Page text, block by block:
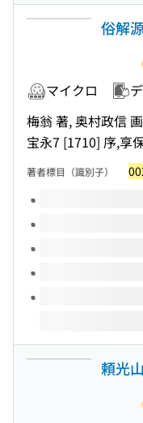
俗解
マイクロ
梅翁 著, 奥村政信 画
宝永7 [1710] 序,享
著者標目（識別子）
このタイトルの巻号
頼光